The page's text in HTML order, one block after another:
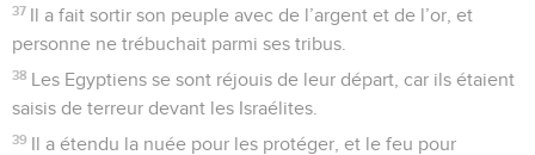
37 Il a fait sortir son peuple avec de l’argent et de l’or, et
personne ne trébuchait parmi ses tribus.
38 Les Egyptiens se sont réjouis de leur départ, car ils étaient
saisis de terreur devant les Israélites.
39 Il a étendu la nuée pour les protéger, et le feu pour